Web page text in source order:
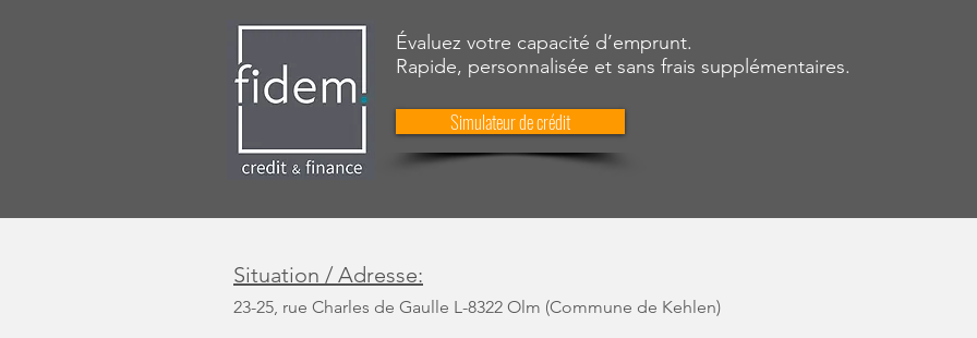
Évaluez votre capacité d’emprunt.
Rapide, personnalisée et sans frais supplémentaires.
Simulateur de crédit
Situation / Adresse:
23-25, rue Charles de Gaulle L-8322 Olm (Commune de Kehlen)